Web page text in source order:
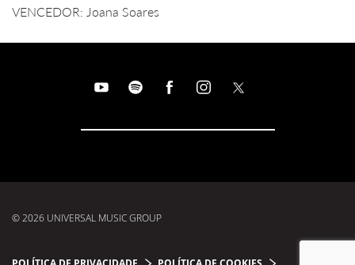
VENCEDOR: Joana Soares
© 2026 UNIVERSAL MUSIC GROUP